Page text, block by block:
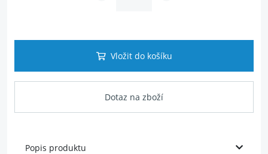
Vložit do košíku
Dotaz na zboží
Popis produktu